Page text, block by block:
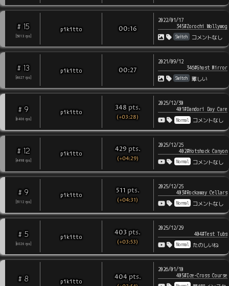
# 15
5013 rps
pikitto 00:16
2022/01/17
345#Zorochi Wollywog
Switch コメントなし
# 13
4627 rps
pikitto 00:27
2021/09/12
346#Ghost Mirror
Switch 難しい
# 9
6406 rps
pikitto 348 pts.
(+03:28)
2025/12/30
401#Dandori Day Care
Normal コメントなし
# 12
4498 rps
pikitto 429 pts.
(+04:29)
2025/12/25
402#Hotshock Canyon
Normal コメントなし
# 9
5112 rps
pikitto 511 pts.
(+04:31)
2025/12/25
403#Rockaway Cellars
Normal コメントなし
# 5
6026 rps
pikitto 403 pts.
(+03:53)
2025/12/29
404#Test Tubs
Normal たのしいね
# 8 pikitto 404 pts.
2026/01/10
405#Ice-Cross Course